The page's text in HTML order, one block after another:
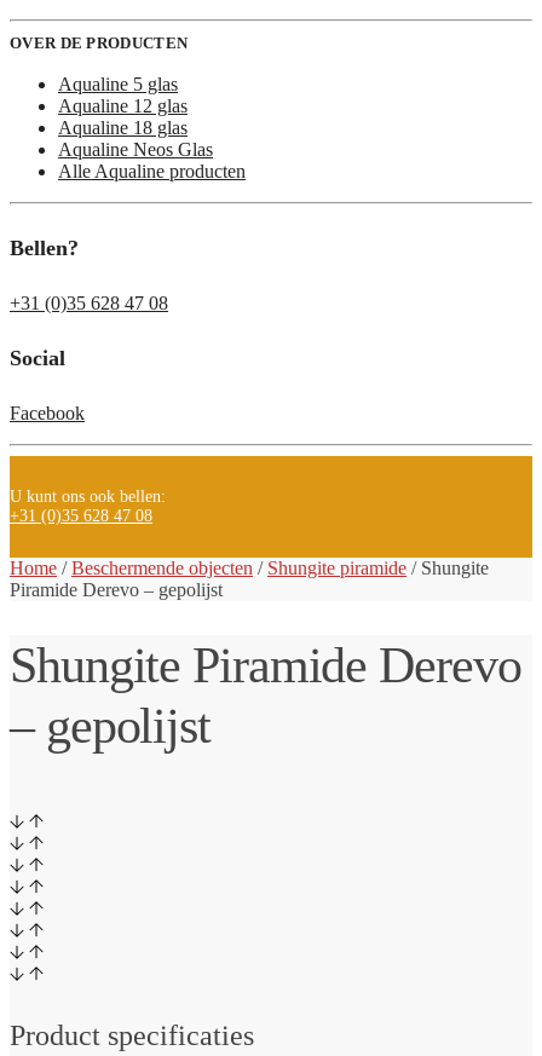
OVER DE PRODUCTEN
Aqualine 5 glas
Aqualine 12 glas
Aqualine 18 glas
Aqualine Neos Glas
Alle Aqualine producten
Bellen?
+31 (0)35 628 47 08
Social
Facebook
U kunt ons ook bellen:
+31 (0)35 628 47 08
Home /Beschermende objecten / Shungite piramide / Shungite
Piramide Derevo – gepolijst
Shungite Piramide Derevo
– gepolijst
Product specificaties